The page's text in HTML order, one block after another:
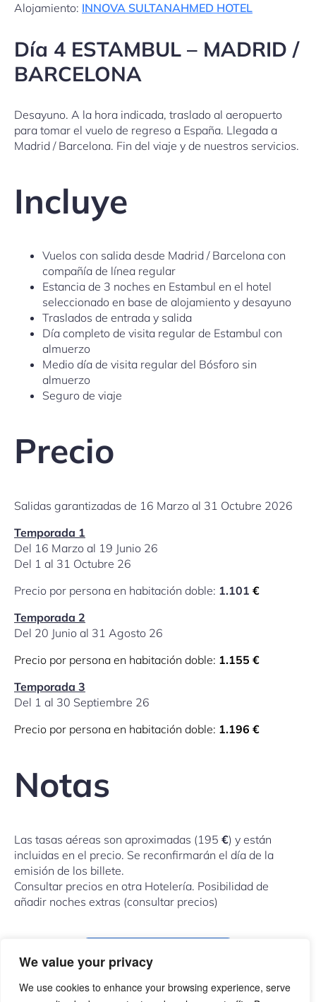
We value your privacy
We use cookies to enhance your browsing experience, serve
Alojamiento: INNOVA SULTANAHMED HOTEL
Día 4 ESTAMBUL – MADRID /
BARCELONA
Desayuno. A la hora indicada, traslado al aeropuerto
para tomar el vuelo de regreso a España. Llegada a
Madrid / Barcelona. Fin del viaje y de nuestros servicios.
Incluye
Vuelos con salida desde Madrid / Barcelona con
compañía de línea regular
Estancia de 3 noches en Estambul en el hotel
seleccionado en base de alojamiento y desayuno
Traslados de entrada y salida
Día completo de visita regular de Estambul con
almuerzo
Medio día de visita regular del Bósforo sin
almuerzo
Seguro de viaje
Precio
Salidas garantizadas de 16 Marzo al 31 Octubre 2026
Temporada 1
Del 16 Marzo al 19 Junio 26
Del 1 al 31 Octubre 26
Precio por persona en habitación doble: 1.101 €
Temporada 2
Del 20 Junio al 31 Agosto 26
Precio por persona en habitación doble: 1.155 €
Temporada 3
Del 1 al 30 Septiembre 26
Precio por persona en habitación doble: 1.196 €
Notas
Las tasas aéreas son aproximadas (195 €) y están
incluidas en el precio. Se reconfirmarán el día de la
emisión de los billete.
Consultar precios en otra Hotelería. Posibilidad de
añadir noches extras (consultar precios)